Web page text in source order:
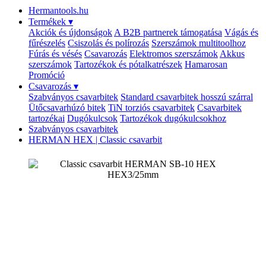
Hermantools.hu
Termékek ▾
Akciók és újdonságok A B2B partnerek támogatása Vágás és
fűrészelés Csiszolás és polírozás Szerszámok multitoolhoz
Fúrás és vésés Csavarozás Elektromos szerszámok Akkus
szerszámok Tartozékok és pótalkatrészek Hamarosan
Promóció
Csavarozás ▾
Szabványos csavarbitek Standard csavarbitek hosszú szárral
Ütőcsavarhúzó bitek TiN torziós csavarbitek Csavarbitek
tartozékai Dugókulcsok Tartozékok dugókulcsokhoz
Szabványos csavarbitek
HERMAN HEX | Classic csavarbit